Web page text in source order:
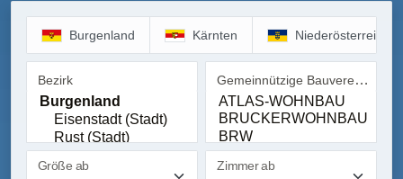
Burgenland Kärnten Niederösterreich
Bezirk
Bezirk
Gemeinnützige Bauvereinigung
Gemeinnützige
Größe ab Zimmer ab